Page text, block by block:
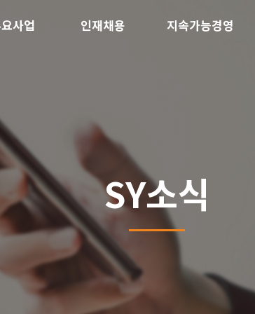
사업 인재채용 지속가능경영
SY소식